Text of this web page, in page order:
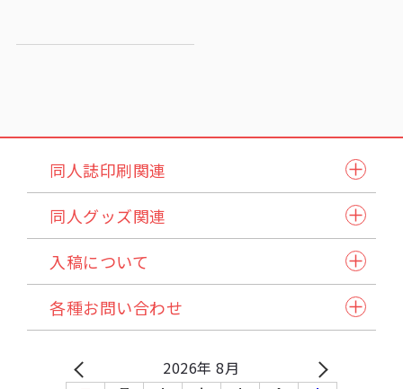
同人誌印刷関連
同人誌セット
小説本セット
ステッチ本・ペラ本
同人誌企画セット
同人グッズ関連
紙製品
アクリル製品
缶バッジ・アクセサリー類・その他アイテム
その他布製品
入稿について
入稿スケジュール/イベント情報
発注から納品の流れ
入稿方法
納品方法/送料について
原稿作成方法
各種お問い合わせ
自動見積り/予約
在庫預かり/発送/処分について
法人のお客様へ
2026年 8月